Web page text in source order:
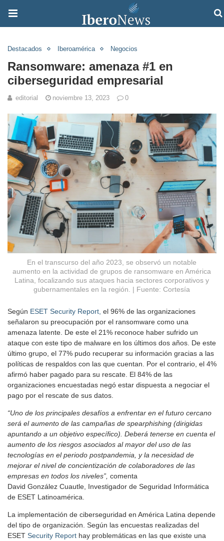
Destacados Iberoamérica Negocios
Ransomware: amenaza #1 en
ciberseguridad empresarial
editorial noviembre 13, 2023 0
En el transcurso del año 2023, se observó un notable
aumento en la actividad de grupos de ransomware en América
Latina, focalizando sus ataques hacia sectores corporativos y
gubernamentales en la región. | Fuente: Cortesía
Según ESET Security Report, el 96% de las organizaciones
señalaron su preocupación por el ransomware como una
amenaza latente. De este el 21% reconoce haber sufrido un
ataque con este tipo de malware en los últimos dos años. De este
último grupo, el 77% pudo recuperar su información gracias a las
políticas de respaldos con las que cuentan. Por el contrario, el 4%
afirmó haber pagado para su rescate. El 84% de las
organizaciones encuestadas negó estar dispuesta a negociar el
pago por el rescate de sus datos.
“Uno de los principales desafíos a enfrentar en el futuro cercano
será el aumento de las campañas de spearphishing (dirigidas
apuntando a un objetivo específico). Deberá tenerse en cuenta el
aumento de los riesgos asociados al mayor del uso de las
tecnologías en el periodo postpandemia, y la necesidad de
mejorar el nivel de concientización de colaboradores de las
empresas en todos los niveles”, comenta
David González Cuautle, Investigador de Seguridad Informática
de ESET Latinoamérica.
La implementación de ciberseguridad en América Latina depende
del tipo de organización. Según las encuestas realizadas del
ESET Security Report hay problemáticas en las que existe una